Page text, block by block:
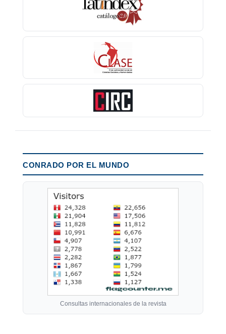
CONRADO POR EL MUNDO
Consultas internacionales de la revista